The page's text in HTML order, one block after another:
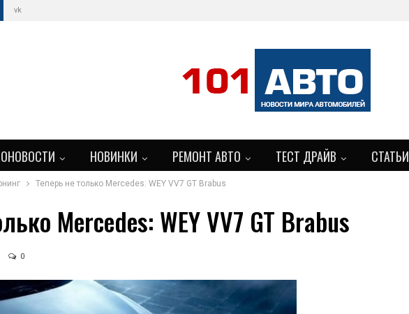
vk
НОВИНКИ РЕМОНТ АВТО ТЕСТ ДРАЙВ СТАТЬИ
Теперь не только Mercedes: WEY VV7 GT Brabus
Mercedes: WEY VV7 GT Brabus
0